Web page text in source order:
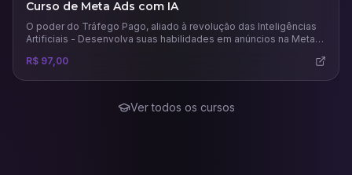
Curso de Meta Ads com IA
O poder do Tráfego Pago, aliado à revolução das Inteligências
Artificiais - Desenvolva suas habilidades em anúncios na Meta
este mercado.
R$ 97,00
Ver todos os cursos